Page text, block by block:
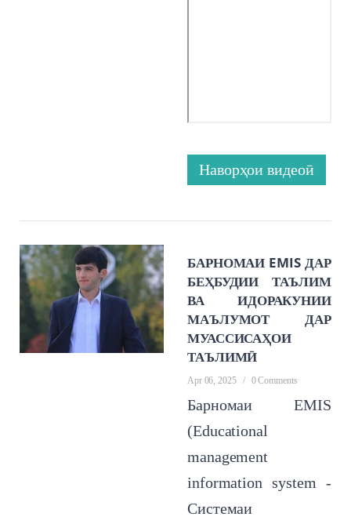
Наворҳои видеоӣ
БАРНОМАИ EMIS ДАР
БЕҲБУДИИ ТАЪЛИМ
ВА ИДОРАКУНИИ
МАЪЛУМОТ ДАР
МУАССИСАҲОИ
ТАЪЛИМӢ
Apr 06, 2025 / 0 Comments
Барномаи EMIS
(Educational
management
information system -
Системаи